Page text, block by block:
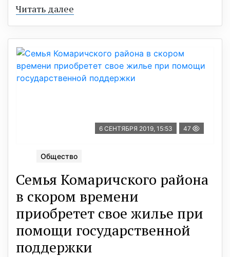
Читать далее
6 СЕНТЯБРЯ 2019, 15:53 47
Общество
Семья Комаричского района
в скором времени
приобретет свое жилье при
помощи государственной
поддержки